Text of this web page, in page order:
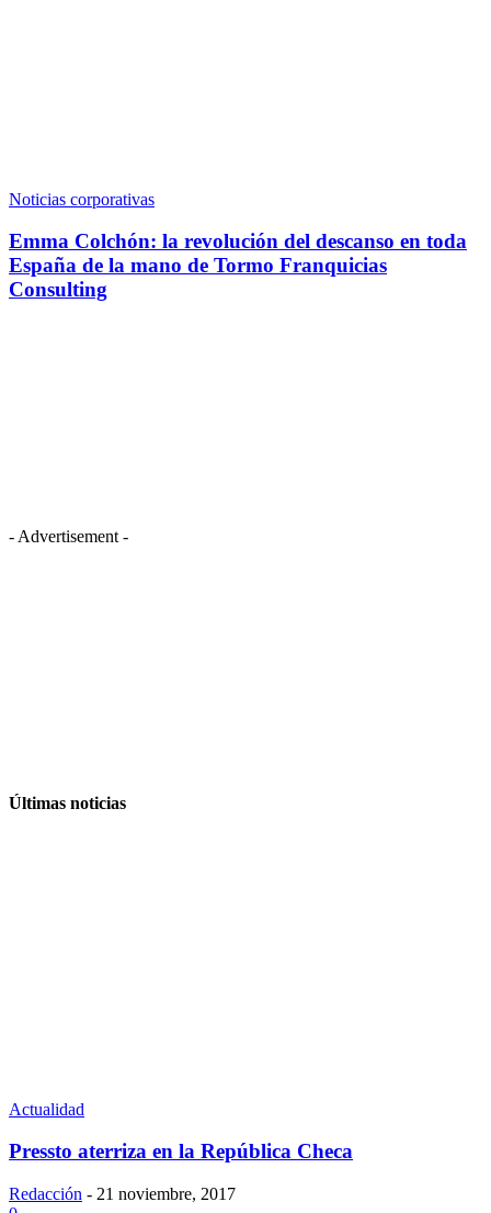
Noticias corporativas
Emma Colchón: la revolución del descanso en toda
España de la mano de Tormo Franquicias
Consulting
- Advertisement -
Últimas noticias
Actualidad
Pressto aterriza en la República Checa
Redacción - 21 noviembre, 2017